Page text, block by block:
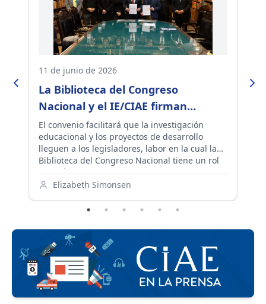
11 de junio de 2026
La Biblioteca del Congreso
Nacional y el IE/CIAE firman
estratégico convenio de
colaboración
El convenio facilitará que la investigación
educacional y los proyectos de desarrollo
lleguen a los legisladores, labor en la cual la
Biblioteca del Congreso Nacional tiene un rol
estratégico.
Elizabeth Simonsen